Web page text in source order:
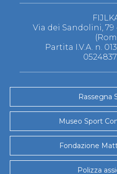
Via dei Sandolini, 79
Partita I.V.A. n.
Rassegna
Museo Sport
Fondazione
Polizza